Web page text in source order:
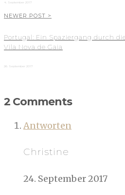
4. September 2017
NEWER POST >
Portugal: Ein Spaziergang durch
Vila Nova de Gaia
26. September 2017
2 Comments
Antworten
Christine
24. September 2017